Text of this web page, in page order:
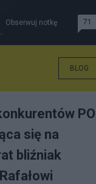
Obserwuj notkę 71
BLOG
PO
się na
bliźniak